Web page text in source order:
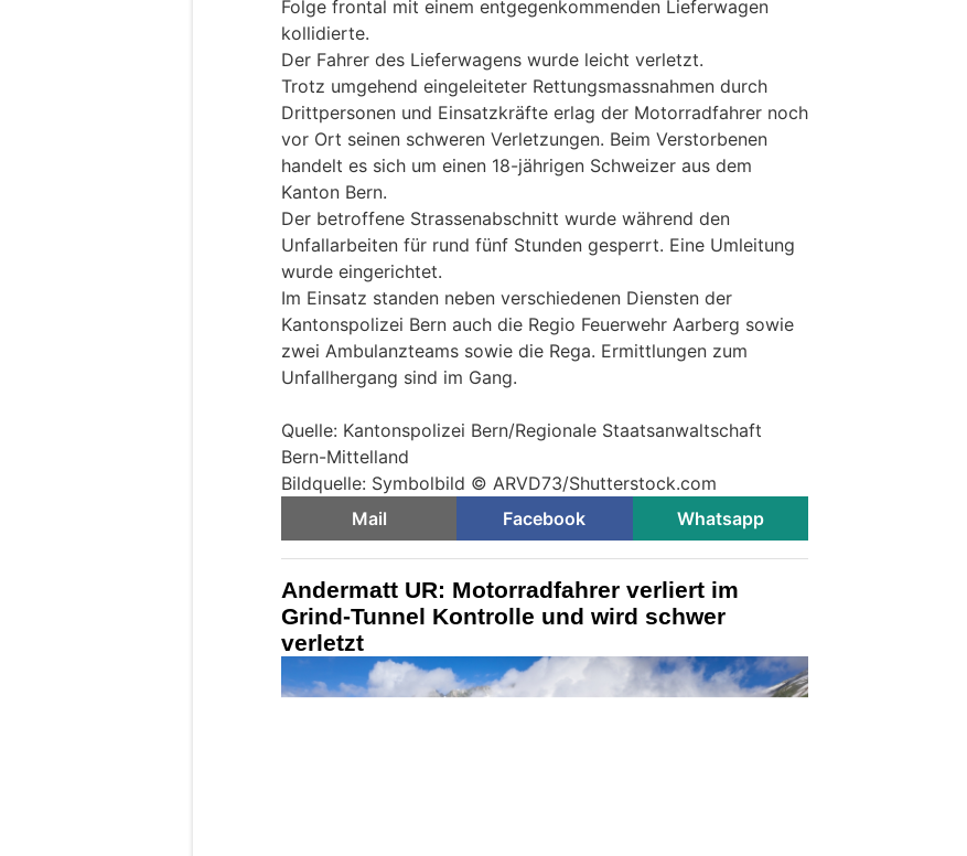
Folge frontal mit einem entgegenkommenden Lieferwagen
kollidierte.
Der Fahrer des Lieferwagens wurde leicht verletzt.
Trotz umgehend eingeleiteter Rettungsmassnahmen durch
Drittpersonen und Einsatzkräfte erlag der Motorradfahrer noch
vor Ort seinen schweren Verletzungen. Beim Verstorbenen
handelt es sich um einen 18-jährigen Schweizer aus dem
Kanton Bern.
Der betroffene Strassenabschnitt wurde während den
Unfallarbeiten für rund fünf Stunden gesperrt. Eine Umleitung
wurde eingerichtet.
Im Einsatz standen neben verschiedenen Diensten der
Kantonspolizei Bern auch die Regio Feuerwehr Aarberg sowie
zwei Ambulanzteams sowie die Rega. Ermittlungen zum
Unfallhergang sind im Gang.
Quelle: Kantonspolizei Bern/Regionale Staatsanwaltschaft
Bern-Mittelland
Bildquelle: Symbolbild © ARVD73/Shutterstock.com
Mail
Facebook Whatsapp
Andermatt UR: Motorradfahrer verliert im
Grind-Tunnel Kontrolle und wird schwer
verletzt